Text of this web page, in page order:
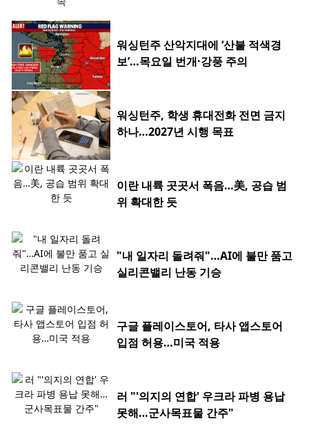
워싱턴주 산악지대에 ‘산불 적색경
보’…목요일 번개·강풍 주의
워싱턴주, 학생 휴대전화 전면 금지
하나…2027년 시행 목표
이란 내륙 곳곳서 폭음…美, 공습 범
위 확대한 듯
"내 일자리 돌려줘"…AI에 불만 품고
실리콘밸리 난동 기승
구글 플레이스토어, 타사 앱스토어
입점 허용…미국 적용
러 "'의지의 연합' 우크라 파병 용납
못해…군사목표물 간주"